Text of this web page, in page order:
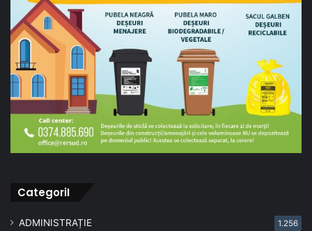
CategoriI
ADMINISTRAȚIE 1.256